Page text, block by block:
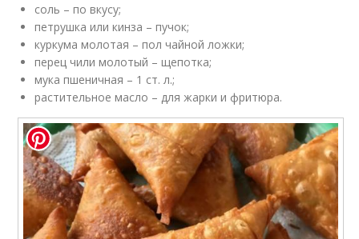
соль – по вкусу;
петрушка или кинза – пучок;
куркума молотая – пол чайной ложки;
перец чили молотый – щепотка;
мука пшеничная – 1 ст. л.;
растительное масло – для жарки и фритюра.